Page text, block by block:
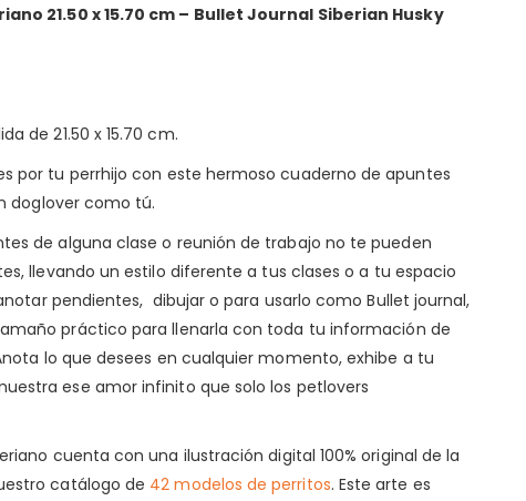
21.50 x 15.70 cm – Bullet Journal Siberian Husky
de 21.50 x 15.70 cm.
por tu perrhijo con este hermoso cuaderno de apuntes
doglover como tú.
de alguna clase o reunión de trabajo no te pueden
llevando un estilo diferente a tus clases o a tu espacio
pendientes, dibujar o para usarlo como Bullet journal,
práctico para llenarla con toda tu información de
lo que desees en cualquier momento, exhibe a tu
ese amor infinito que solo los petlovers
cuenta con una ilustración digital 100% original de la
catálogo de 42 modelos de perritos. Este arte es